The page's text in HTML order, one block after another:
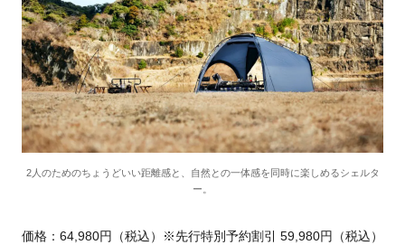
2人のためのちょうどいい距離感と、自然との一体感を同時に楽しめるシェルタ
ー。
価格：64,980円（税込）※先行特別予約割引 59,980円（税込）